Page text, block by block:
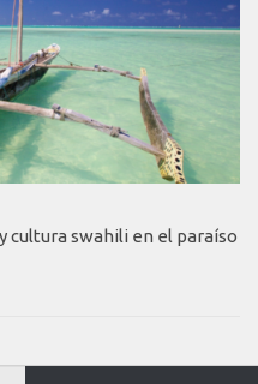
cultura swahili en el paraíso